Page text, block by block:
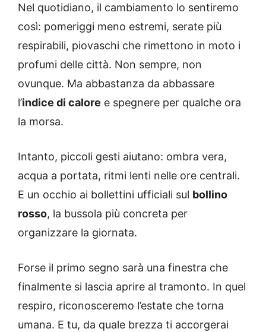
Nel quotidiano, il cambiamento lo sentiremo
così: pomeriggi meno estremi, serate più
respirabili, piovaschi che rimettono in moto i
profumi delle città. Non sempre, non
ovunque. Ma abbastanza da abbassare
l’indice di calore e spegnere per qualche ora
la morsa.
Intanto, piccoli gesti aiutano: ombra vera,
acqua a portata, ritmi lenti nelle ore centrali.
E un occhio ai bollettini ufficiali sul bollino
rosso, la bussola più concreta per
organizzare la giornata.
Forse il primo segno sarà una finestra che
finalmente si lascia aprire al tramonto. In quel
respiro, riconosceremo l’estate che torna
umana. E tu, da quale brezza ti accorgerai